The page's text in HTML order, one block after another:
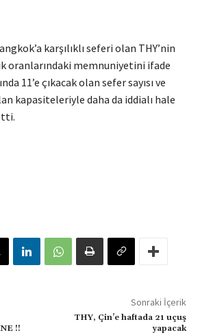
karşılıklı seferi olan THY’nin
oranlarındaki memnuniyetini ifade
11’e çıkacak olan sefer sayısı ve
kapasiteleriyle daha da iddialı hale
!!
Sonraki İçerik
THY, Çin’e haftada 21 uçuş
yapacak